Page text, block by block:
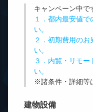
キャンペーン中で
１．都内最安値で
い。
２．初期費用のお
い。
３．内覧・リモー
い。
※諸条件・詳細等
建物設備